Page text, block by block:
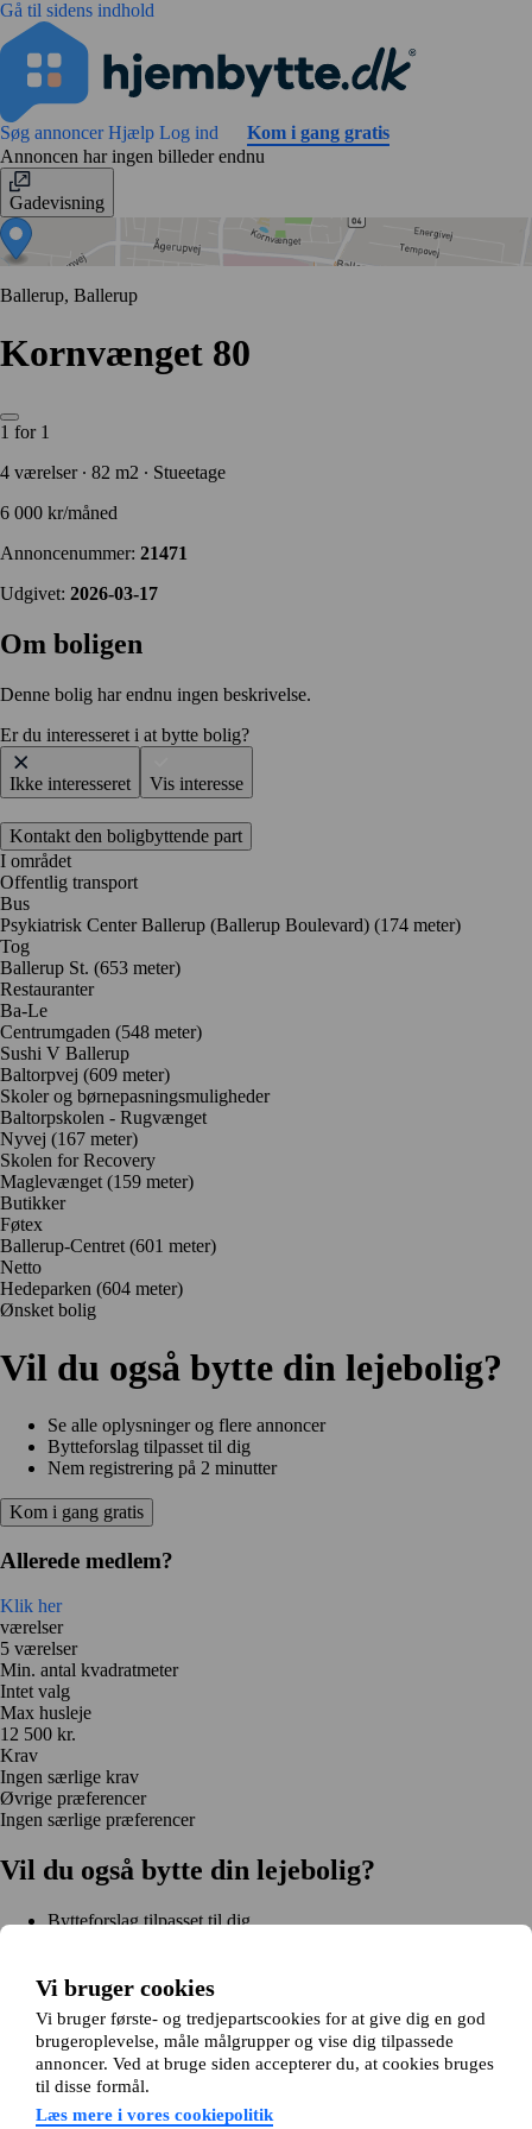
Gå til sidens indhold
Vi bruger cookies
Vi bruger første- og tredjepartscookies for at give dig en god
brugeroplevelse, måle målgrupper og vise dig tilpassede
annoncer. Ved at bruge siden accepterer du, at cookies bruges
til disse formål.
Læs mere i vores cookiepolitik
Søg annoncerHjælp Log ind
Kom i gang gratis
Annoncen har ingen billeder endnu
Gadevisning
Ballerup, Ballerup
Kornvænget 80
1 for 1
4 værelser ∙ 82 m2 ∙ Stueetage
6 000 kr/måned
Annoncenummer: 21471
Udgivet: 2026-03-17
Om boligen
Denne bolig har endnu ingen beskrivelse.
Er du interesseret i at bytte bolig?
Ikke interesseret Vis interesse
Kontakt den boligbyttende part
I området
Offentlig transport
Bus
Psykiatrisk Center Ballerup (Ballerup Boulevard) (174 meter)
Tog
Ballerup St. (653 meter)
Restauranter
Ba-Le
Centrumgaden (548 meter)
Sushi V Ballerup
Baltorpvej (609 meter)
Skoler og børnepasningsmuligheder
Baltorpskolen - Rugvænget
Nyvej (167 meter)
Skolen for Recovery
Maglevænget (159 meter)
Butikker
Føtex
Ballerup-Centret (601 meter)
Netto
Hedeparken (604 meter)
Ønsket bolig
Vil du også bytte din lejebolig?
Se alle oplysninger og flere annoncer
Bytteforslag tilpasset til dig
Nem registrering på 2 minutter
Kom i gang gratis
Allerede medlem?
Klik her
værelser
5 værelser
Min. antal kvadratmeter
Intet valg
Max husleje
12 500 kr.
Krav
Ingen særlige krav
Øvrige præferencer
Ingen særlige præferencer
Vil du også bytte din lejebolig?
Bytteforslag tilpasset til dig
Kom i gang gratis
Kom i gang
Kom i gang gratisSøg annoncerLog ind
Læs mere
Nyheder og tips
Om Hjembytte.dk